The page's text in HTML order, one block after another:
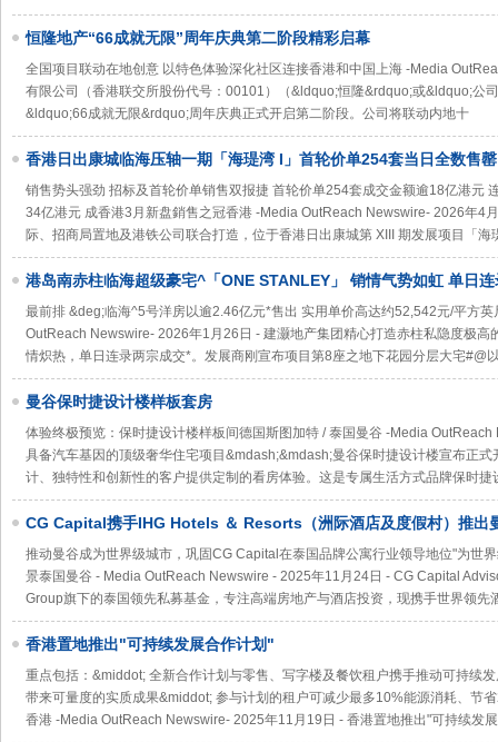
恒隆地产“66成就无限”周年庆典第二阶段精彩启幕
全国项目联动在地创意 以特色体验深化社区连接香港和中国上海 -Media
有限公司（香港联交所股份代号：00101）（&ldquo;恒隆&rdquo;或&ldquo;公
&ldquo;66成就无限&rdquo;周年庆典正式开启第二阶段。公司将联动内地十
香港日出康城临海压轴一期「海瑅湾 I」首轮价单254套当日全数售罄
销售势头强劲 招标及首轮价单销售双报捷 首轮价单254套成交金额逾18亿港元
34亿港元 成香港3月新盘銷售之冠香港 -Media OutReach Newswire- 2026年4
际、招商局置地及港铁公司联合打造，位于香港日出康城第 XIII 期发展项目「海
港岛南赤柱临海超级豪宅^「ONE STANLEY」 销情气势如虹 单日
最前排 &deg;临海^5号洋房以逾2.46亿元*售出 实用单价高达约52,542元/平方
OutReach Newswire- 2026年1月26日 - 建灏地产集团精心打造赤柱私隐度极高
情炽热，单日连录两宗成交*。发展商刚宣布项目第8座之地下花园分层大宅#@
曼谷保时捷设计楼样板套房
体验终极预览：保时捷设计楼样板间德国斯图加特 / 泰国曼谷 -Media
具备汽车基因的顶级奢华住宅项目&mdash;&mdash;曼谷保时捷设计楼宣布正
计、独特性和创新性的客户提供定制的看房体验。这是专属生活方式品牌保时捷
CG Capital携手IHG Hotels ＆ Resorts（洲际酒店及度假村）推出
（InterContinental Residences Bangkok Asoke）——Sukhumvit
推动曼谷成为世界级城市，巩固CG Capital在泰国品牌公寓行业领导地位"为世
景泰国曼谷 - Media OutReach Newswire - 2025年11月24日 - CG Capital
Group旗下的泰国领先私募基金，专注高端房地产与酒店投资，现携手世界领先
香港置地推出"可持续发展合作计划"
重点包括：&middot; 全新合作计划与零售、写字楼及餐饮租户携手推动可持续
带来可量度的实质成果&middot; 参与计划的租户可减少最多10%能源消耗、节
香港 -Media OutReach Newswire- 2025年11月19日 - 香港置地推出"可持续发